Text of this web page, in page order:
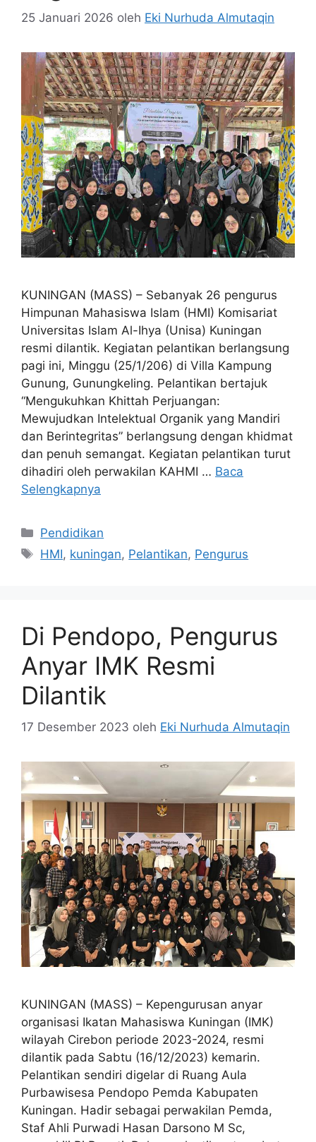
25 Januari 2026 oleh Eki Nurhuda Almutaqin
KUNINGAN (MASS) – Sebanyak 26 pengurus
Himpunan Mahasiswa Islam (HMI) Komisariat
Universitas Islam Al-Ihya (Unisa) Kuningan
resmi dilantik. Kegiatan pelantikan berlangsung
pagi ini, Minggu (25/1/206) di Villa Kampung
Gunung, Gunungkeling. Pelantikan bertajuk
“Mengukuhkan Khittah Perjuangan:
Mewujudkan Intelektual Organik yang Mandiri
dan Berintegritas” berlangsung dengan khidmat
dan penuh semangat. Kegiatan pelantikan turut
dihadiri oleh perwakilan KAHMI … Baca
Selengkapnya
Kategori
Pendidikan
Tag
HMI, kuningan, Pelantikan, Pengurus
Di Pendopo, Pengurus
Anyar IMK Resmi
Dilantik
17 Desember 2023 oleh Eki Nurhuda Almutaqin
KUNINGAN (MASS) – Kepengurusan anyar
organisasi Ikatan Mahasiswa Kuningan (IMK)
wilayah Cirebon periode 2023-2024, resmi
dilantik pada Sabtu (16/12/2023) kemarin.
Pelantikan sendiri digelar di Ruang Aula
Purbawisesa Pendopo Pemda Kabupaten
Kuningan. Hadir sebagai perwakilan Pemda,
Staf Ahli Purwadi Hasan Darsono M Sc,